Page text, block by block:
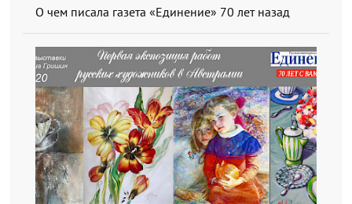
О чем писала газета «Единение» 70 лет назад